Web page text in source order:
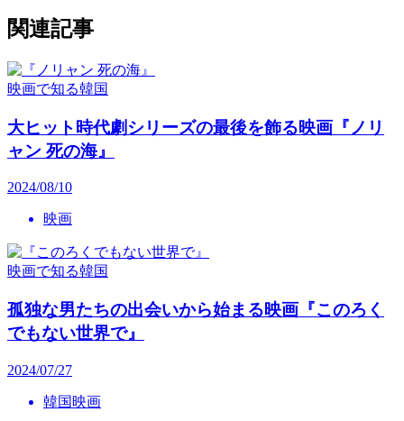
関連記事
映画で知る韓国
大ヒット時代劇シリーズの最後を飾る映画『ノリ
ャン 死の海』
2024/08/10
映画
映画で知る韓国
孤独な男たちの出会いから始まる映画『このろく
でもない世界で』
2024/07/27
韓国映画